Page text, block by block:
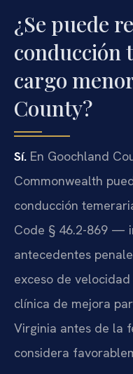
¿Se puede
conducción
cargo
County?
Sí. En Goochland
Commonwealth
conducción
Code § 46.2-869 —
antecedentes
exceso de
clínica de mejora
Virginia antes de la
considera